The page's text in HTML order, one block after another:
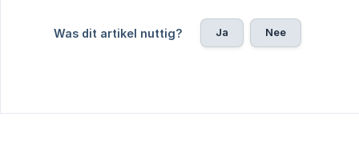
Was dit artikel nuttig? Ja Nee